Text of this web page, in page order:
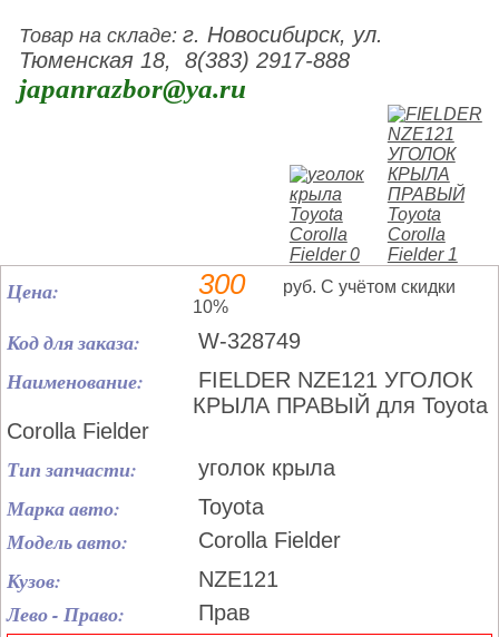
Товар на складе:г. Новосибирск, ул.
Тюменская 18, 8(383) 2917-888
japanrazbor@ya.ru
Цена: 300
руб. С учётом скидки
10%
Код для заказа: W-328749
Наименование:
FIELDER NZE121 УГОЛОК
КРЫЛА ПРАВЫЙ для Toyota
Corolla Fielder
Тип запчасти: уголок крыла
Марка авто: Toyota
Модель авто: Corolla Fielder
Кузов: NZE121
Лево - Право: Прав